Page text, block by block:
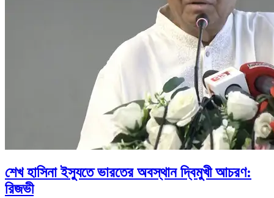
শেখ হাসিনা ইস্যুতে ভারতের অবস্থান দ্বিমুখী আচরণ:
রিজভী